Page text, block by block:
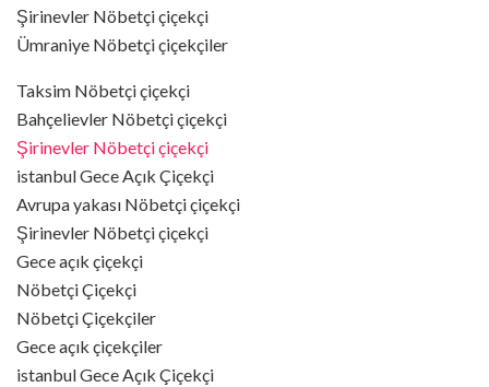
Şirinevler Nöbetçi çiçekçi
Ümraniye Nöbetçi çiçekçiler
Taksim Nöbetçi çiçekçi
Bahçelievler Nöbetçi çiçekçi
Şirinevler Nöbetçi çiçekçi
istanbul Gece Açık Çiçekçi
Avrupa yakası Nöbetçi çiçekçi
Şirinevler Nöbetçi çiçekçi
Gece açık çiçekçi
Nöbetçi Çiçekçi
Nöbetçi Çiçekçiler
Gece açık çiçekçiler
istanbul Gece Açık Çiçekçi